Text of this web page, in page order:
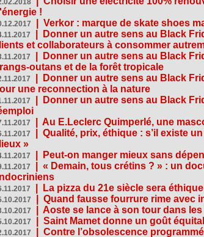
!
Verkor : marque de skate shoes
Donner un autre sens au Black
et collaborateurs à consommer
Donner un autre sens au Black
outans et de la forêt tropicale
Donner un autre sens au Black
une reconnection à la nature
Donner un autre sens au Black
Au E.Leclerc Quimperlé, une
Qualité, prix, éthique : s’il existe
»
Peut-on manger mieux sans
« Demain, tous crétins ? » : un
La pizza du 21e siècle sera
Quand fausse fourrure rime avec
Aoste se lance à son tour dans
Saint Mamet donne un goût
Contre l’obsolescence